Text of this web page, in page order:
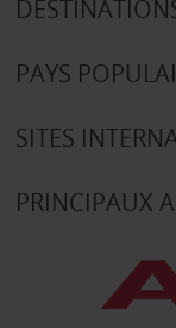
PAYS
SITES
PRINCIPAUX